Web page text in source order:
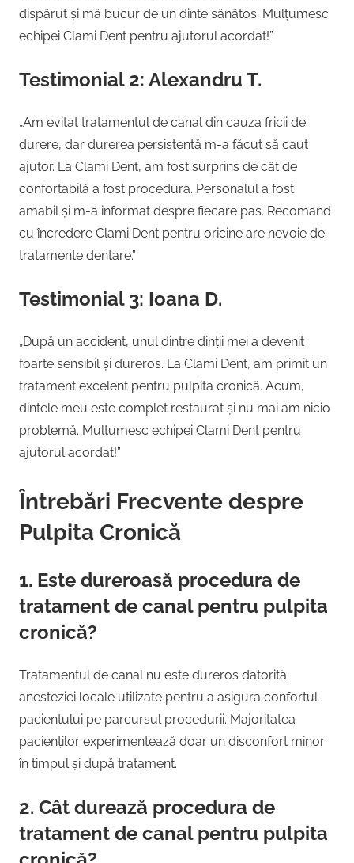
dispărut și mă bucur de un dinte sănătos. Mulțumesc
echipei Clami Dent pentru ajutorul acordat!”
Testimonial 2: Alexandru T.
„Am evitat tratamentul de canal din cauza fricii de
durere, dar durerea persistentă m-a făcut să caut
ajutor. La Clami Dent, am fost surprins de cât de
confortabilă a fost procedura. Personalul a fost
amabil și m-a informat despre fiecare pas. Recomand
cu încredere Clami Dent pentru oricine are nevoie de
tratamente dentare.”
Testimonial 3: Ioana D.
„După un accident, unul dintre dinții mei a devenit
foarte sensibil și dureros. La Clami Dent, am primit un
tratament excelent pentru pulpita cronică. Acum,
dintele meu este complet restaurat și nu mai am nicio
problemă. Mulțumesc echipei Clami Dent pentru
ajutorul acordat!”
Întrebări Frecvente despre
Pulpita Cronică
1. Este dureroasă procedura de
tratament de canal pentru pulpita
cronică?
Tratamentul de canal nu este dureros datorită
anesteziei locale utilizate pentru a asigura confortul
pacientului pe parcursul procedurii. Majoritatea
pacienților experimentează doar un disconfort minor
în timpul și după tratament.
2. Cât durează procedura de
tratament de canal pentru pulpita